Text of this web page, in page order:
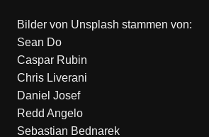
Bilder von Unsplash stammen von:
Sean Do
Caspar Rubin
Chris Liverani
Daniel Josef
Redd Angelo
Sebastian Bednarek